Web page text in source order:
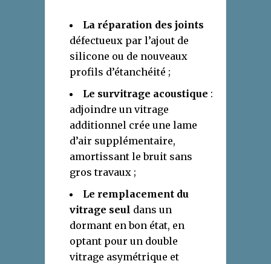
La réparation des joints
défectueux par l’ajout de
silicone ou de nouveaux
profils d’étanchéité ;
Le survitrage acoustique :
adjoindre un vitrage
additionnel crée une lame
d’air supplémentaire,
amortissant le bruit sans
gros travaux ;
Le remplacement du
vitrage seul dans un
dormant en bon état, en
optant pour un double
vitrage asymétrique et